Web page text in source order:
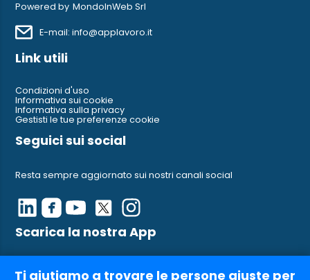
Ti aiutiamo a trovare le persone giuste per
Powered by MondoInWeb Srl
E-mail: info@applavoro.it
Link utili
Condizioni d'uso
Informativa sui cookie
Informativa sulla privacy
Gestisti le tue preferenze cookie
Seguici sui social
Resta sempre aggiornato sui nostri canali social
Scarica la nostra App